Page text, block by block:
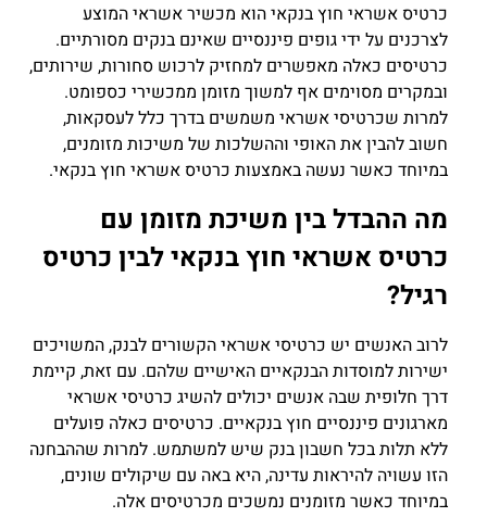
כרטיס אשראי חוץ בנקאי הוא מכשיר אשראי המוצע
לצרכנים על ידי גופים פיננסיים שאינם בנקים מסורתיים.
כרטיסים כאלה מאפשרים למחזיק לרכוש סחורות, שירותים,
ובמקרים מסוימים אף למשוך מזומן ממכשירי כספומט.
למרות שכרטיסי אשראי משמשים בדרך כלל לעסקאות,
חשוב להבין את האופי וההשלכות של משיכות מזומנים,
במיוחד כאשר נעשה באמצעות כרטיס אשראי חוץ בנקאי.
מה ההבדל בין משיכת מזומן עם
כרטיס אשראי חוץ בנקאי לבין כרטיס
רגיל?
לרוב האנשים יש כרטיסי אשראי הקשורים לבנק, המשויכים
ישירות למוסדות הבנקאיים האישיים שלהם. עם זאת, קיימת
דרך חלופית שבה אנשים יכולים להשיג כרטיסי אשראי
מארגונים פיננסיים חוץ בנקאיים. כרטיסים כאלה פועלים
ללא תלות בכל חשבון בנק שיש למשתמש. למרות שההבחנה
הזו עשויה להיראות עדינה, היא באה עם שיקולים שונים,
במיוחד כאשר מזומנים נמשכים מכרטיסים אלה.